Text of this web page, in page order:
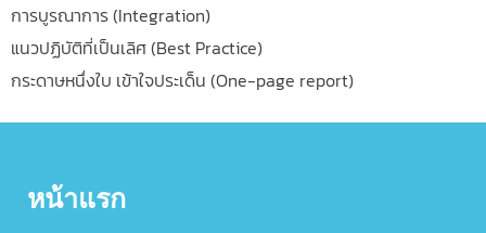
การบูรณาการ (Integration)
แนวปฏิบัติที่เป็นเลิศ (Best Practice)
กระดาษหนึ่งใบ เข้าใจประเด็น (One-page report)
หน้าแรก